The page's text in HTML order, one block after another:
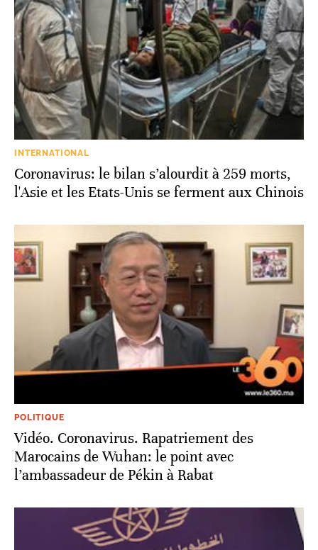
INTERNATIONAL
Coronavirus: le bilan s’alourdit à 259 morts,
l'Asie et les Etats-Unis se ferment aux Chinois
POLITIQUE
Vidéo. Coronavirus. Rapatriement des
Marocains de Wuhan: le point avec
l’ambassadeur de Pékin à Rabat